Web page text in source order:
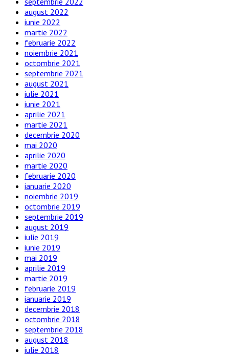
august 2022
iunie 2022
martie 2022
februarie 2022
noiembrie 2021
octombrie 2021
septembrie 2021
august 2021
iulie 2021
iunie 2021
aprilie 2021
martie 2021
decembrie 2020
mai 2020
aprilie 2020
martie 2020
februarie 2020
ianuarie 2020
noiembrie 2019
octombrie 2019
septembrie 2019
august 2019
iulie 2019
iunie 2019
mai 2019
aprilie 2019
martie 2019
februarie 2019
ianuarie 2019
decembrie 2018
octombrie 2018
septembrie 2018
august 2018
iulie 2018